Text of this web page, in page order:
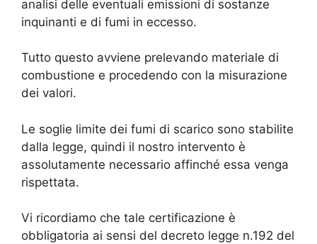
analisi delle eventuali emissioni di sostanze
inquinanti e di fumi in eccesso.
Tutto questo avviene prelevando materiale di
combustione e procedendo con la misurazione
dei valori.
Le soglie limite dei fumi di scarico sono stabilite
dalla legge, quindi il nostro intervento è
assolutamente necessario affinché essa venga
rispettata.
Vi ricordiamo che tale certificazione è
obbligatoria ai sensi del decreto legge n.192 del